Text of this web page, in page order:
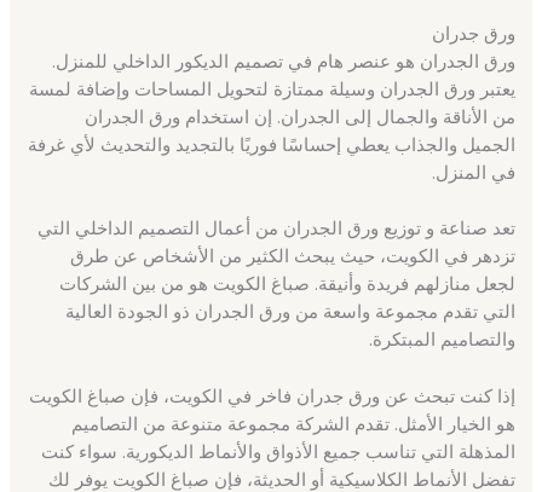
ورق جدران
ورق الجدران هو عنصر هام في تصميم الديكور الداخلي للمنزل.
يعتبر ورق الجدران وسيلة ممتازة لتحويل المساحات وإضافة لمسة
من الأناقة والجمال إلى الجدران. إن استخدام ورق الجدران
الجميل والجذاب يعطي إحساسًا فوريًا بالتجديد والتحديث لأي غرفة
في المنزل.
تعد صناعة و توزيع ورق الجدران من أعمال التصميم الداخلي التي
تزدهر في الكويت، حيث يبحث الكثير من الأشخاص عن طرق
لجعل منازلهم فريدة وأنيقة. صباغ الكويت هو من بين الشركات
التي تقدم مجموعة واسعة من ورق الجدران ذو الجودة العالية
والتصاميم المبتكرة.
إذا كنت تبحث عن ورق جدران فاخر في الكويت، فإن صباغ الكويت
هو الخيار الأمثل. تقدم الشركة مجموعة متنوعة من التصاميم
المذهلة التي تناسب جميع الأذواق والأنماط الديكورية. سواء كنت
تفضل الأنماط الكلاسيكية أو الحديثة، فإن صباغ الكويت يوفر لك